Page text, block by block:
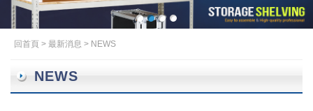
回首頁 > 最新消息 > NEWS
NEWS